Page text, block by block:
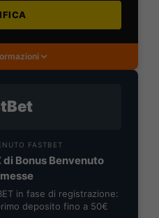
FASTBET
Bonus Benvenuto
in fase di registrazione:
deposito fino a 50€